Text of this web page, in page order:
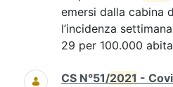
emersi dalla cabina
l’incidenza
29 per 100.000
CS N°51/2021 -